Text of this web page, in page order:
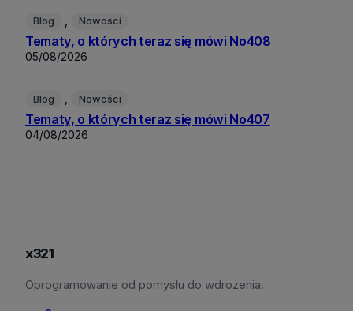
Blog Nowości
Tematy, o których teraz się mówi No408
05/08/2026
Blog Nowości
Tematy, o których teraz się mówi No407
04/08/2026
x321
Oprogramowanie od pomysłu do wdrożenia.